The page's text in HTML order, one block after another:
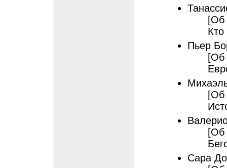
[Об
Кто
Пьер
[Об
[Об
[Об
Сара